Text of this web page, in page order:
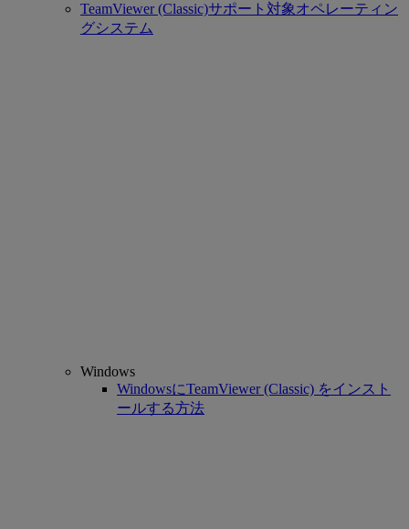
TeamViewer (Classic)サポート対象オペレーティン
グシステム
Windows
WindowsにTeamViewer (Classic) をインスト
ールする方法